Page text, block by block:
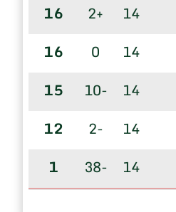
14
+2
16
14
0
16
14
-10
15
14
-2
12
14
-38
1